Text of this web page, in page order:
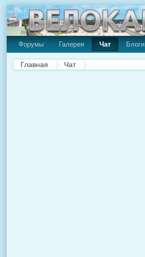
Форумы Галерея Чат Блоги
Главная Чат